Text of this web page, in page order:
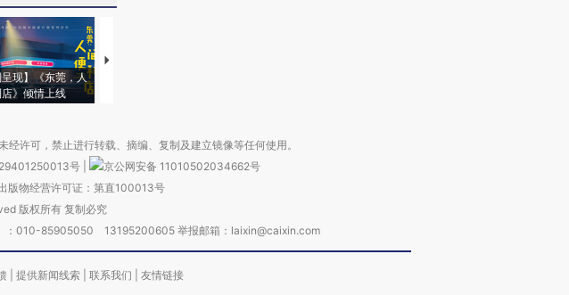
呈现】《东莞，人
》倾情上线
【推广】走进第四届链博
许可，禁止进行转载、摘编、复制及建立镜像等任何使用。
号
京公网安备 11010502034662号
版物经营许可证：第直100013号
版权所有 复制必究
：010-85905050 13195200605 举报邮箱：laixin@caixin.com
提供新闻线索 联系我们 友情链接